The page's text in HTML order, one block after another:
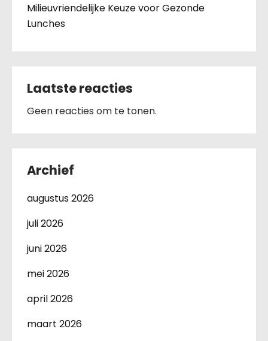
Milieuvriendelijke Keuze voor Gezonde
Lunches
Laatste reacties
Geen reacties om te tonen.
Archief
augustus 2026
juli 2026
juni 2026
mei 2026
april 2026
maart 2026